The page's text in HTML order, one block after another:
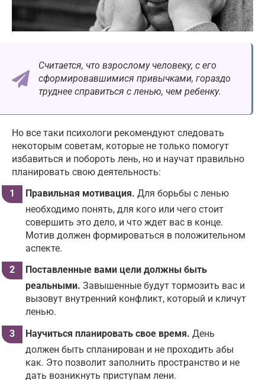
Считается, что взрослому человеку, с его
сформировавшимися привычками, гораздо
труднее справиться с ленью, чем ребенку.
Но все таки психологи рекомендуют следовать
некоторым советам, которые не только помогут
избавиться и побороть лень, но и научат правильно
планировать свою деятельность:
Правильная мотивация. Для борьбы с ленью
необходимо понять, для кого или чего стоит
совершить это дело, и что ждет вас в конце.
Мотив должен формироваться в положительном
аспекте.
Поставленные вами цели должны быть
реальными. Завышенные будут тормозить вас и
вызовут внутренний конфликт, который и кличут
ленью.
Научиться планировать свое время. День
должен быть спланирован и не проходить абы
как. Это позволит заполнить пространство и не
дать возникнуть приступам лени.